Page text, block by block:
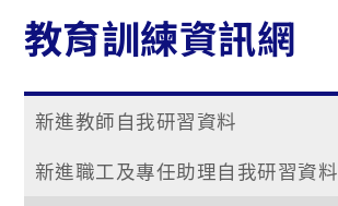
教育訓練資訊網
新進教師自我研習資料
新進職工及專任助理自我研習資料